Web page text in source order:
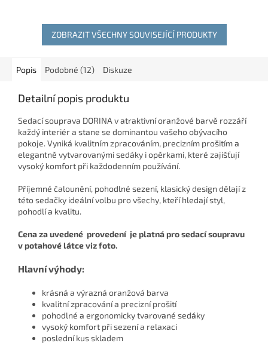
ZOBRAZIT VŠECHNY SOUVISEJÍCÍ PRODUKTY
Popis Podobné (12) Diskuze
Detailní popis produktu
Sedací souprava DORINA v atraktivní oranžové barvě rozzáří
každý interiér a stane se dominantou vašeho obývacího
pokoje. Vyniká kvalitním zpracováním, precizním prošitím a
elegantně vytvarovanými sedáky i opěrkami, které zajišťují
vysoký komfort při každodenním používání.
Příjemné čalounění, pohodlné sezení, klasický design dělají z
této sedačky ideální volbu pro všechy, kteří hledají styl,
pohodlí a kvalitu.
Cena za uvedené provedení je platná pro sedací soupravu
v potahové látce viz foto.
Hlavní výhody:
krásná a výrazná oranžová barva
kvalitní zpracování a precizní prošití
pohodlné a ergonomicky tvarované sedáky
vysoký komfort při sezení a relaxaci
poslední kus skladem